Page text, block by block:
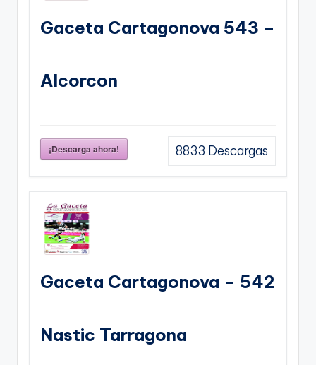
Gaceta Cartagonova 543 –
Alcorcon
¡Descarga ahora! 8833 Descargas
Gaceta Cartagonova – 542
Nastic Tarragona